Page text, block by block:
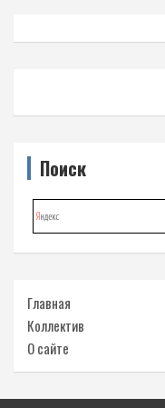
Поиск
Главная
Коллектив
О сайте